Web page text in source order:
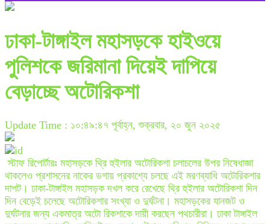
ঢাকা-টাঙ্গাইল মহাসড়কে হাইওয়ে
পুলিশকে জরিমানা দিয়েই দাপিয়ে
বেড়াচ্ছে অটোরিকশা
Update Time : ১০:৪৯:৪৭ পূর্বাহ্ন, শুক্রবার, ২০ জুন ২০২৫
স্টাফ রিপোর্টারঃ মহাসড়কে থ্রি হুইলার অটোরিকশা চলাচলের উপর নিষেধাজ্ঞা
থাকলেও প্রশাসনের নাকের ডগায় প্রকাশ্যে চলছে এই মরণব্যাধি অটোরিকশার
দাপট। ঢাকা-টাঙ্গাইল মহাসড়ক দখল করে রেখেছে থ্রি হুইলার অটোরিকশা দিন
দিন বেড়েই চলেছে অটোরিকশার সংখ্যা ও দুর্ঘটনা। মহাসড়কের যানজট ও
দুর্ঘটনার জন্য একমাত্র অটো রিকশাকে দায়ী করছেন পথচারীরা। ঢাকা টাঙ্গাইল